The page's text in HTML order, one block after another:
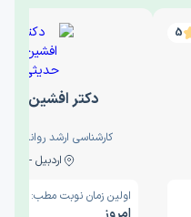
5
دکتر افشین
کارشناسی ارشد
اردبیل - والی
اولین زمان نوبت مطب: